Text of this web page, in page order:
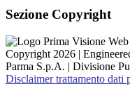
Sezione Copyright
Copyright 2026 |
Parma S.p.A. | Divisione
Disclaimer trattamento dati